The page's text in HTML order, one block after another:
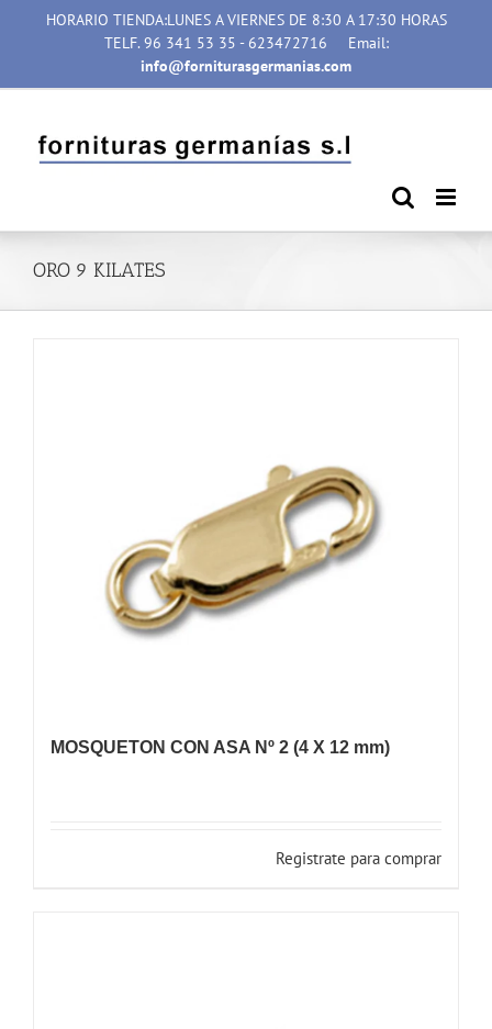
HORARIO TIENDA:LUNES A VIERNES DE 8:30 A 17:30 HORAS
TELF. 96 341 53 35 - 623472716
Email:
info@forniturasgermanias.com
ORO 9 KILATES
MOSQUETON CON ASA Nº 2 (4 X 12 mm)
Registrate para comprar